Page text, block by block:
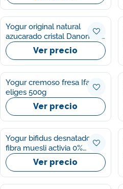
Yogur original natural
azucarado cristal Danone p2
135g/u
Ver precio
Yogur cremoso fresa Ifa
eliges 500g
Ver precio
Yogur bifidus desnatado
fibra muesli activia 0%
Danone p4 120g/u
Ver precio